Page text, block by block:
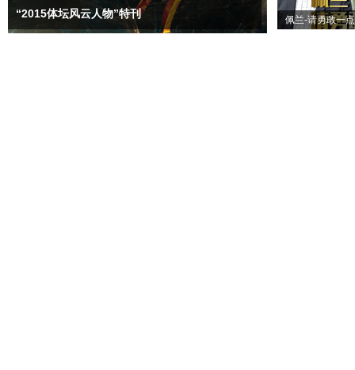
“2015体坛风云人物”特刊 佩兰-请勇敢一点